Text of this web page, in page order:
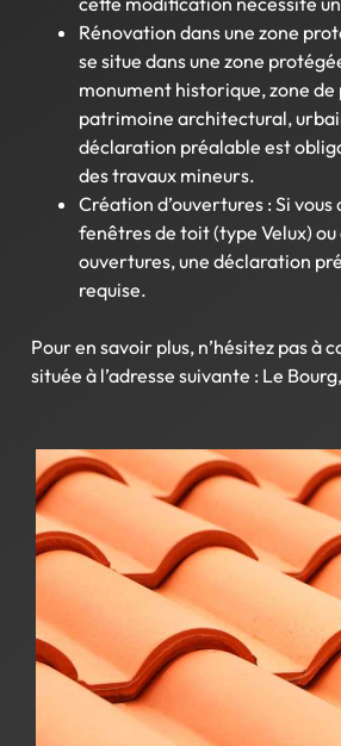
Rénovation dans une zone
se situe dans une zone
monument historique, zone
patrimoine architectural,
déclaration préalable est
des travaux mineurs.
Création d’ouvertures : Si vous
fenêtres de toit (type Velux) ou
ouvertures, une déclaration
requise.
Pour en savoir plus, n’hésitez pas à
située à l’adresse suivante : Le